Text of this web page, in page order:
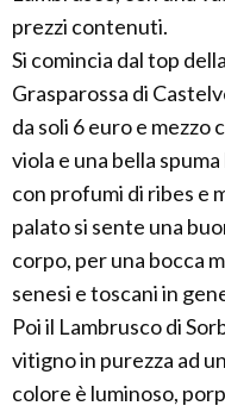
prezzi contenuti.
Si comincia dal top
Grasparossa di
da soli 6 euro e mezzo
viola e una bella
con profumi di ribes e
palato si sente una
corpo, per una bocca
senesi e toscani in
Poi il Lambrusco di
vitigno in purezza ad
colore è luminoso,